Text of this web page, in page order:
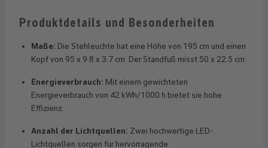
Produktdetails und Besonderheiten
Maße: Die Stehleuchte hat eine Höhe von 195 cm und einen
Kopf von 95 x 9.8 x 3.7 cm. Der Standfuß misst 50 x 22.5 cm.
Energieverbrauch: Mit einem gewichteten
Energieverbrauch von 42 kWh/1000 h bietet sie hohe
Effizienz.
Anzahl der Lichtquellen: Zwei hochwertige LED-
Lichtquellen sorgen für hervorragende